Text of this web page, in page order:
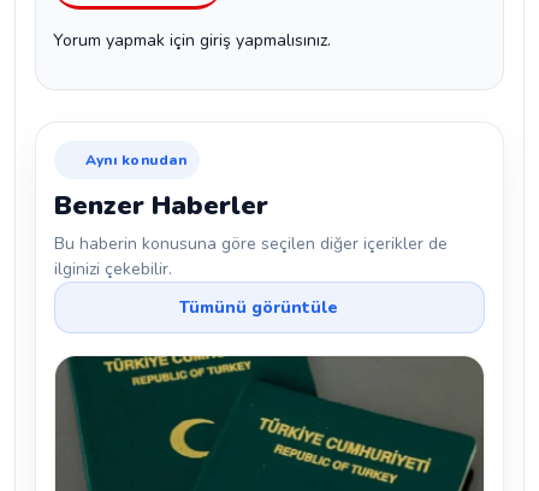
Yorum yapmak için giriş yapmalısınız.
Aynı konudan
Benzer Haberler
Bu haberin konusuna göre seçilen diğer içerikler de
ilginizi çekebilir.
Tümünü görüntüle